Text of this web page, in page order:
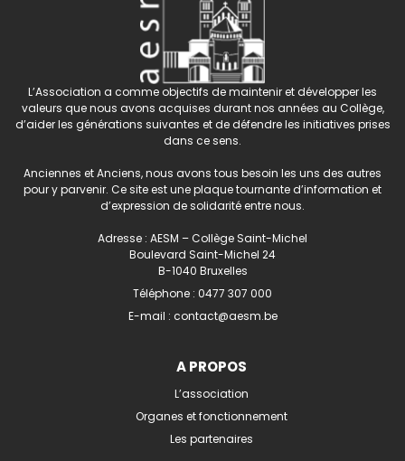
L’Association a comme objectifs de maintenir et développer les
valeurs que nous avons acquises durant nos années au Collège,
d’aider les générations suivantes et de défendre les initiatives prises
dans ce sens.
Anciennes et Anciens, nous avons tous besoin les uns des autres
pour y parvenir. Ce site est une plaque tournante d’information et
d’expression de solidarité entre nous.
Adresse : AESM – Collège Saint-Michel
Boulevard Saint-Michel 24
B-1040 Bruxelles
Téléphone : 0477 307 000
E-mail : contact@aesm.be
A PROPOS
L’association
Organes et fonctionnement
Les partenaires